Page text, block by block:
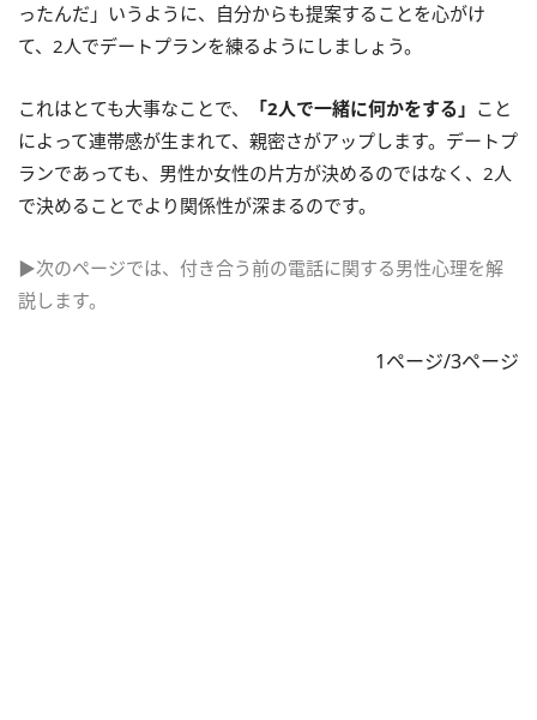
ったんだ」いうように、自分からも提案することを心がけ
て、2人でデートプランを練るようにしましょう。
これはとても大事なことで、 「2人で一緒に何かをする」 こと
によって連帯感が生まれて、親密さがアップします。デートプ
ランであっても、男性か女性の片方が決めるのではなく、2人
で決めることでより関係性が深まるのです。
▶次のページでは、付き合う前の電話に関する男性心理を解
説します。
1ページ/3ページ